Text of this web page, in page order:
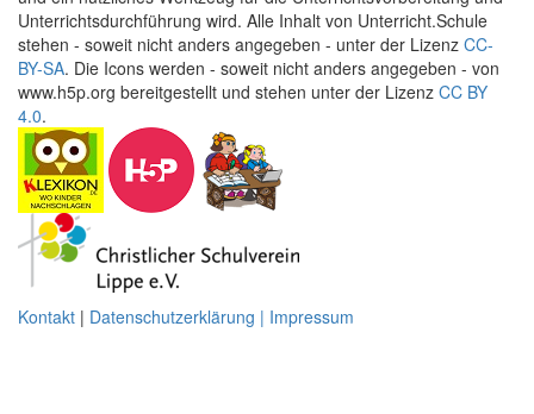
Unterrichtsdurchführung wird. Alle Inhalt von Unterricht.Schule
stehen - soweit nicht anders angegeben - unter der Lizenz CC-
BY-SA. Die Icons werden - soweit nicht anders angegeben - von
www.h5p.org bereitgestellt und stehen unter der Lizenz CC BY
4.0.
Kontakt | Datenschutzerklärung | Impressum